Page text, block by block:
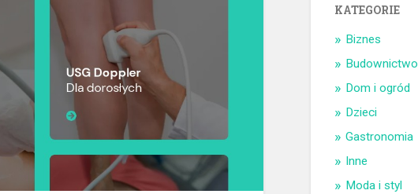
KATEGORIE
Biznes
Budownictwo
Dom i ogród
Dzieci
Gastronomia
Inne
Moda i styl